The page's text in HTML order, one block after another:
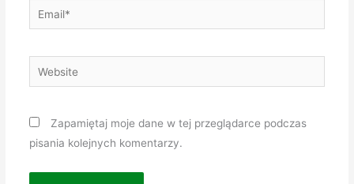
Email*
Website
Zapamiętaj moje dane w tej przeglądarce podczas
pisania kolejnych komentarzy.